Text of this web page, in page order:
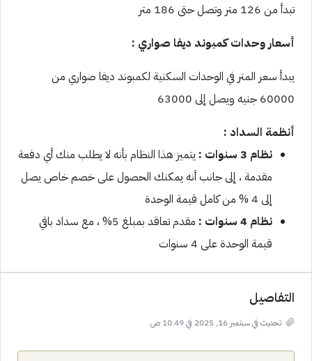
تبدأ من 126 متر وتصل حتى 186 متر
أسعار وحدات كمبوند ديفا صواري :
يبدأ سعر المتر في الوحدات السكنية لكمبوند ديفا صواري من
60000 جنيه ويصل إلى 63000
أنظمة السداد :
نظام 3 سنوات :
يتميز هذا النظام بأنه لا يطلب منك أي دفعة
مقدمة ، إلى جانب أنه يمكنك الحصول على خصم خاص يصل
إلى 4 % من كامل قيمة الوحدة
نظام 4 سنوات :
مقدم تعاقد بمبلغ 5% ، مع سداد باقي
قيمة الوحدة على 4 سنوات
التفاصيل
تحديث في سبتمبر 16, 2025 في 10:49 ص